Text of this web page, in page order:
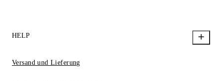
HELP
Versand und Lieferung